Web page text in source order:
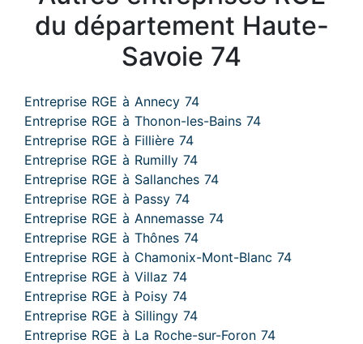
du département Haute-
Savoie 74
Entreprise RGE à Annecy 74
Entreprise RGE à Thonon-les-Bains 74
Entreprise RGE à Fillière 74
Entreprise RGE à Rumilly 74
Entreprise RGE à Sallanches 74
Entreprise RGE à Passy 74
Entreprise RGE à Annemasse 74
Entreprise RGE à Thônes 74
Entreprise RGE à Chamonix-Mont-Blanc 74
Entreprise RGE à Villaz 74
Entreprise RGE à Poisy 74
Entreprise RGE à Sillingy 74
Entreprise RGE à La Roche-sur-Foron 74